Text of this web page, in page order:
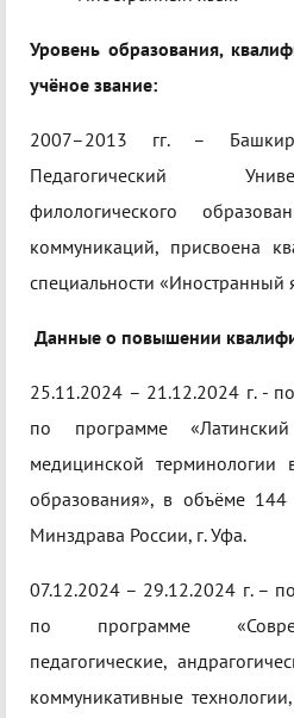
Уровень образования,
учёное звание:
2007–2013 гг. –
Педагогический
филологического
коммуникаций, присвоена
специальности «Иностранный
Данные о повышении
25.11.2024 – 21.12.2024 г. -
по программе
медицинской терминологии
образования», в объёме
Минздрава России, г. Уфа.
07.12.2024 – 29.12.2024 г. –
по программе
педагогические,
коммуникативные